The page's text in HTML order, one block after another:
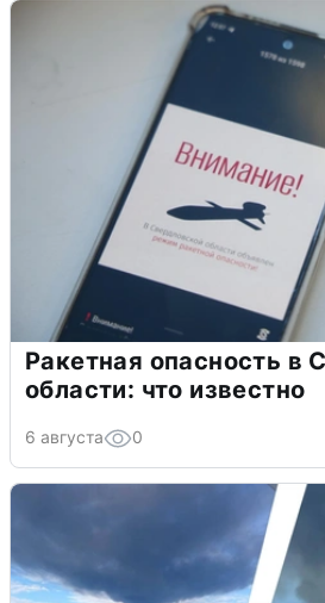
Ракетная опасность в
области: что известно
6 августа 0